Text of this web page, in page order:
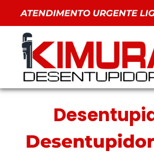
ATENDIMENTO URGENTE